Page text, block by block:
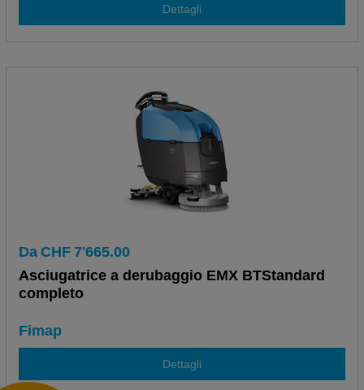
Dettagli
Da CHF 7'665.00
Asciugatrice a derubaggio EMX BTStandard
completo
Fimap
Dettagli